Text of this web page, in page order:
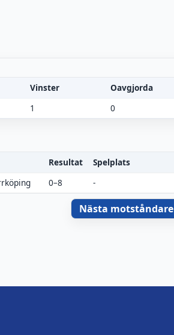
Vinster Oavgjorda
1 0
Resultat Spelplats
0–8 -
Nästa motståndare